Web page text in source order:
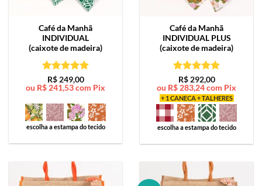
Café da Manhã
INDIVIDUAL
(caixote de madeira)
Avaliação5
de 5
R$249,00
ou R$241,53com Pix
escolha a estampa do tecido
Café da Manhã
INDIVIDUAL PLUS
(caixote de madeira)
Avaliação5
de 5
R$292,00
ou R$283,24com Pix
+ 1 CANECA + TALHERES
escolha a estampa do tecido